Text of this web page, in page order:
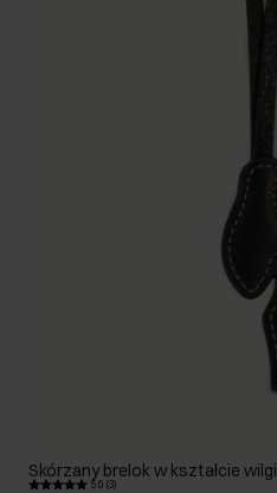
Skórzany brelok w kształcie wilgi
5.0 (3)